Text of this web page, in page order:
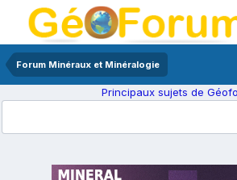
Forum Minéraux et Minéralogie
Principaux sujets de